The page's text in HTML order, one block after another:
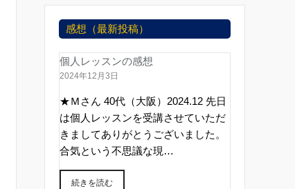
感想（最新投稿）
個人レッスンの感想
2024年12月3日
★Ｍさん 40代（大阪）2024.12 先日
は個人レッスンを受講させていただ
きましてありがとうございました。
合気という不思議な現…
続きを読む